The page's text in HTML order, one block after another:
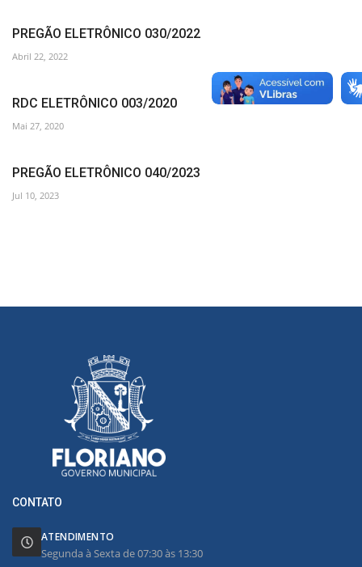
PREGÃO ELETRÔNICO 030/2022
Abril 22, 2022
RDC ELETRÔNICO 003/2020
Mai 27, 2020
PREGÃO ELETRÔNICO 040/2023
Jul 10, 2023
CONTATO
ATENDIMENTO
Segunda à Sexta de 07:30 às 13:30